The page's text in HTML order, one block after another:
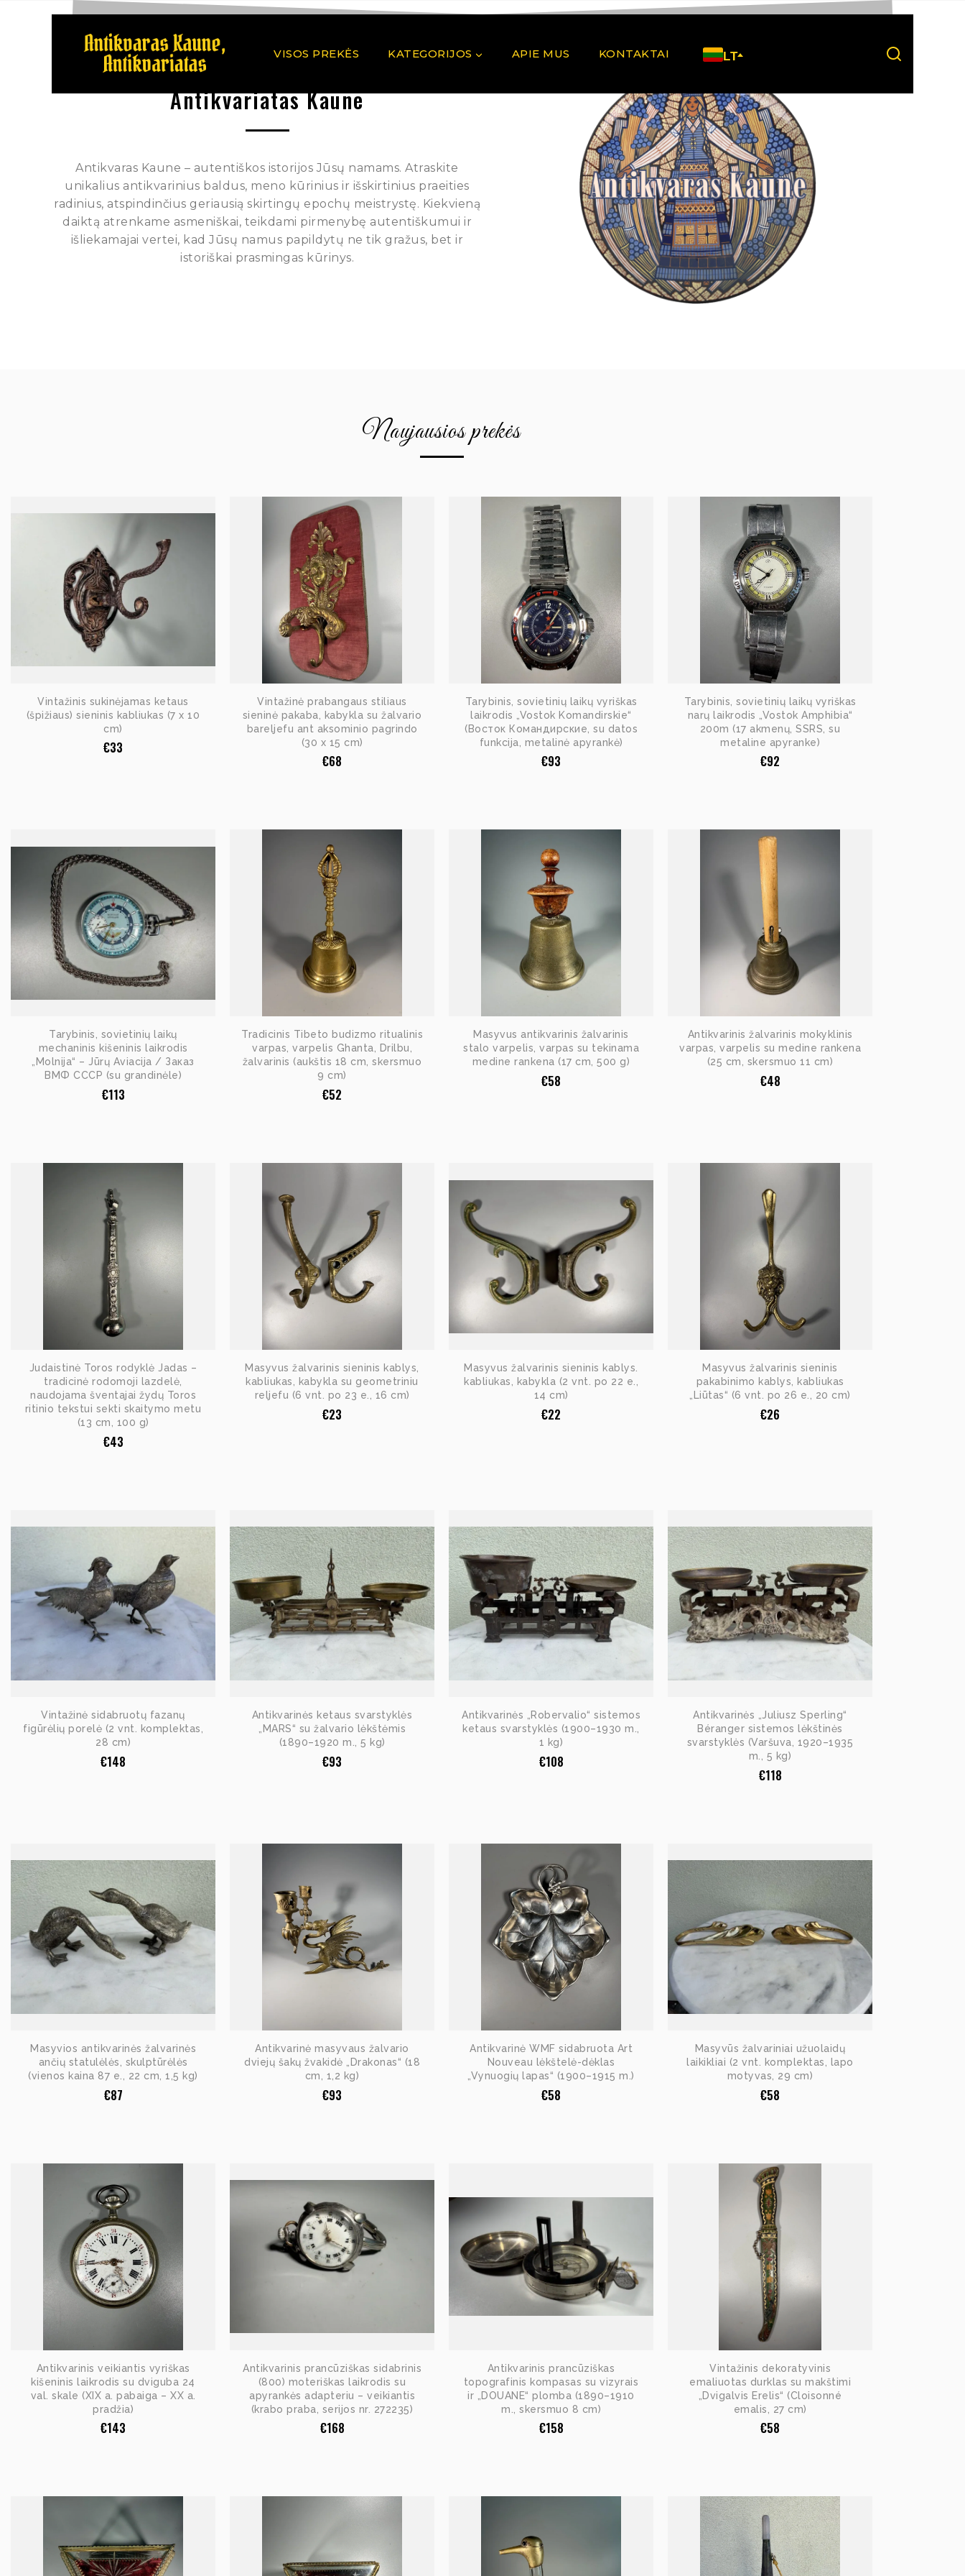
VISOS PREKĖS KATEGORIJOS APIE MUS KONTAKTAI LT
Antikvariatas Kaune
Antikvaras Kaune – autentiškos istorijos Jūsų namams. Atraskite
unikalius antikvarinius baldus, meno kūrinius ir išskirtinius praeities
radinius, atspindinčius geriausią skirtingų epochų meistrystę. Kiekvieną
daiktą atrenkame asmeniškai, teikdami pirmenybę autentiškumui ir
išliekamajai vertei, kad Jūsų namus papildytų ne tik gražus, bet ir
istoriškai prasmingas kūrinys.
Naujausios prekės
Vintažinis sukinėjamas ketaus
(špižiaus) sieninis kabliukas (7 x 10
cm)
€33
Vintažinė prabangaus stiliaus
sieninė pakaba, kabykla su žalvario
bareljefu ant aksominio pagrindo
(30 x 15 cm)
€68
Tarybinis, sovietinių laikų vyriškas
laikrodis „Vostok Komandirskie“
(Восток Командирские, su datos
funkcija, metalinė apyrankė)
€93
Tarybinis, sovietinių laikų vyriškas
narų laikrodis „Vostok Amphibia“
200m (17 akmenų, SSRS, su
metaline apyranke)
€92
Tarybinis, sovietinių laikų
mechaninis kišeninis laikrodis
„Molnija“ – Jūrų Aviacija / Заказ
ВМФ СССР (su grandinėle)
€113
Tradicinis Tibeto budizmo ritualinis
varpas, varpelis Ghanta, Drilbu,
žalvarinis (aukštis 18 cm, skersmuo
9 cm)
€52
Masyvus antikvarinis žalvarinis
stalo varpelis, varpas su tekinama
medine rankena (17 cm, 500 g)
€58
Antikvarinis žalvarinis mokyklinis
varpas, varpelis su medine rankena
(25 cm, skersmuo 11 cm)
€48
Judaistinė Toros rodyklė Jadas –
tradicinė rodomoji lazdelė,
naudojama šventajai žydų Toros
ritinio tekstui sekti skaitymo metu
(13 cm, 100 g)
€43
Masyvus žalvarinis sieninis kablys,
kabliukas, kabykla su geometriniu
reljefu (6 vnt. po 23 e., 16 cm)
€23
Masyvus žalvarinis sieninis kablys.
kabliukas, kabykla (2 vnt. po 22 e.,
14 cm)
€22
Masyvus žalvarinis sieninis
pakabinimo kablys, kabliukas
„Liūtas“ (6 vnt. po 26 e., 20 cm)
€26
Vintažinė sidabruotų fazanų
figūrėlių porelė (2 vnt. komplektas,
28 cm)
€148
Antikvarinės ketaus svarstyklės
„MARS“ su žalvario lėkštėmis
(1890–1920 m., 5 kg)
€93
Antikvarinės „Robervalio“ sistemos
ketaus svarstyklės (1900–1930 m.,
1 kg)
€108
Antikvarinės „Juliusz Sperling“
Béranger sistemos lėkštinės
svarstyklės (Varšuva, 1920–1935
m., 5 kg)
€118
Masyvios antikvarinės žalvarinės
ančių statulėlės, skulptūrėlės
(vienos kaina 87 e., 22 cm, 1,5 kg)
€87
Antikvarinė masyvaus žalvario
dviejų šakų žvakidė „Drakonas“ (18
cm, 1,2 kg)
€93
Antikvarinė WMF sidabruota Art
Nouveau lėkštelė-dėklas
„Vynuogių lapas“ (1900–1915 m.)
€58
Masyvūs žalvariniai užuolaidų
laikikliai (2 vnt. komplektas, lapo
motyvas, 29 cm)
€58
Antikvarinis veikiantis vyriškas
kišeninis laikrodis su dviguba 24
val. skale (XIX a. pabaiga – XX a.
pradžia)
€143
Antikvarinis prancūziškas sidabrinis
(800) moteriškas laikrodis su
apyrankės adapteriu – veikiantis
(krabo praba, serijos nr. 272235)
€168
Antikvarinis prancūziškas
topografinis kompasas su vizyrais
ir „DOUANE“ plomba (1890–1910
m., skersmuo 8 cm)
€158
Vintažinis dekoratyvinis
emaliuotas durklas su makštimi
„Dvigalvis Erelis“ (Cloisonné
emalis, 27 cm)
€58